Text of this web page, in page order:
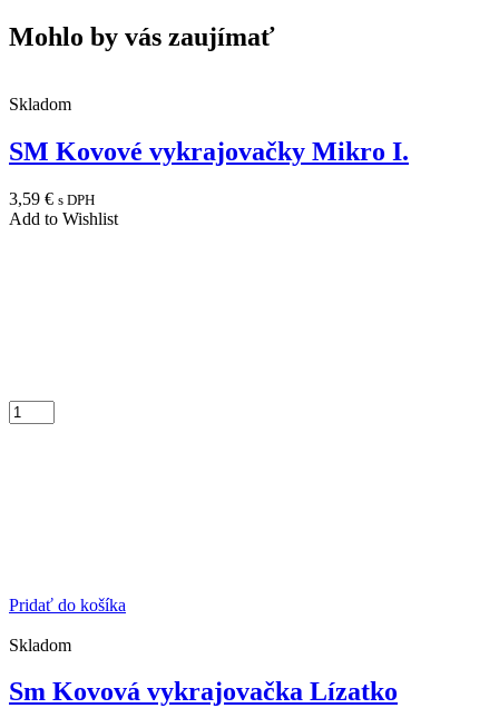
Mohlo by vás zaujímať
Skladom
SM Kovové vykrajovačky Mikro I.
3,59 € s DPH
Add to Wishlist
Pridať do košíka
Skladom
Sm Kovová vykrajovačka Lízatko